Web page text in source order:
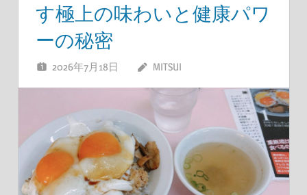
す極上の味わいと健康パワ
ーの秘密
2026年7月18日 MITSUI